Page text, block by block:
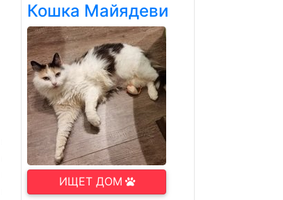
Кошка Майядеви
ИЩЕТ ДОМ